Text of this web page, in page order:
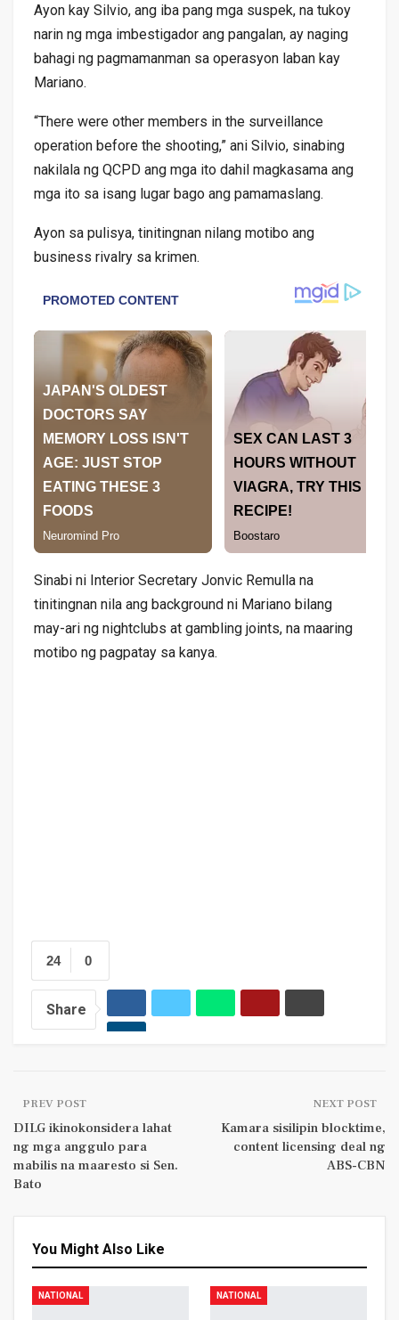
Ayon kay Silvio, ang iba pang mga suspek, na tukoy
narin ng mga imbestigador ang pangalan, ay naging
bahagi ng pagmamanman sa operasyon laban kay
Mariano.
“There were other members in the surveillance
operation before the shooting,” ani Silvio, sinabing
nakilala ng QCPD ang mga ito dahil magkasama ang
mga ito sa isang lugar bago ang pamamaslang.
Ayon sa pulisya, tinitingnan nilang motibo ang
business rivalry sa krimen.
Sinabi ni Interior Secretary Jonvic Remulla na
tinitingnan nila ang background ni Mariano bilang
may-ari ng nightclubs at gambling joints, na maaring
motibo ng pagpatay sa kanya.
0
24
Share
PREV POST
DILG ikinokonsidera lahat
ng mga anggulo para
mabilis na maaresto si Sen.
Bato
NEXT POST
Kamara sisilipin blocktime,
content licensing deal ng
ABS-CBN
You Might Also Like
NATIONAL NATIONAL